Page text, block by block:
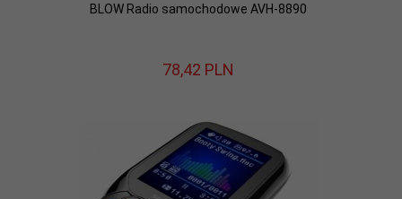
BLOW Radio samochodowe AVH-8890
78,42 PLN